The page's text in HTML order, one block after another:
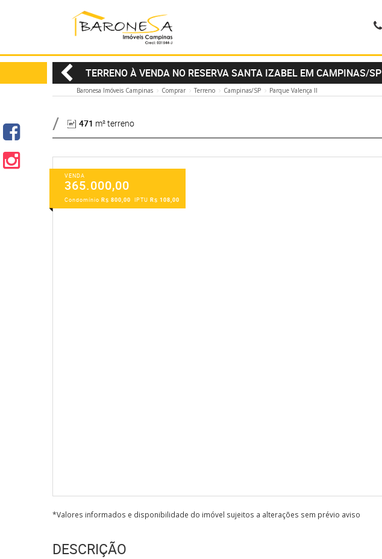
TERRENO À VENDA NO RESERVA SANTA IZABEL EM CAMPINAS/SP
Baronesa Imóveis Campinas Comprar Terreno Campinas/SP Parque Valença II
471 m² terreno
VENDA
365.000,00
Condomínio R$ 800,00 IPTU R$ 108,00
*Valores informados e disponibilidade do imóvel sujeitos a alterações sem prévio aviso
DESCRIÇÃO